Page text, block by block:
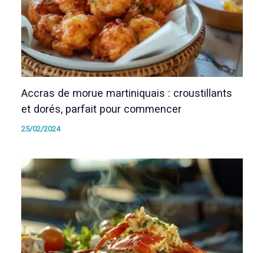
Accras de morue martiniquais : croustillants
et dorés, parfait pour commencer
25/02/2024